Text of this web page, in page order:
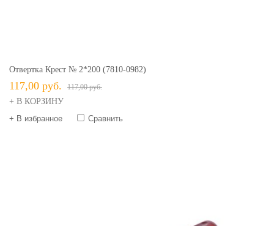
Отвертка Крест № 2*200 (7810-0982)
117,00 руб. 117,00 руб.
+ В КОРЗИНУ
+ В избранное
Сравнить